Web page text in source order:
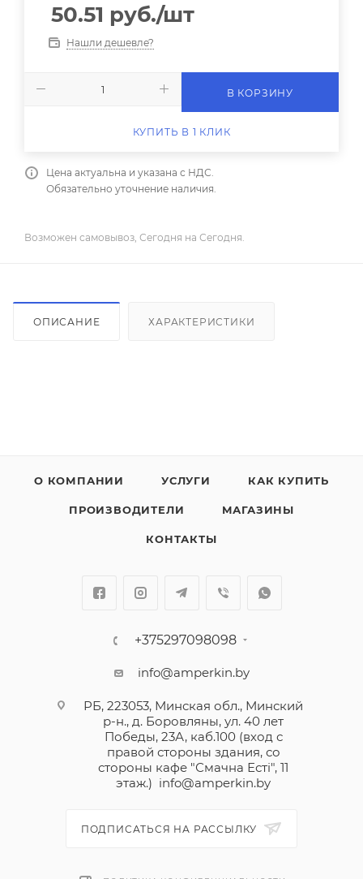
50.51 руб./шт
Нашли дешевле?
В КОРЗИНУ
КУПИТЬ В 1 КЛИК
Цена актуальна и указана с НДС.
Обязательно уточнение наличия.
Возможен самовывоз, Сегодня на Сегодня.
ОПИСАНИЕ ХАРАКТЕРИСТИКИ
О КОМПАНИИ УСЛУГИ КАК КУПИТЬ
ПРОИЗВОДИТЕЛИ МАГАЗИНЫ
КОНТАКТЫ
+375297098098
info@amperkin.by
РБ, 223053, Минская обл., Минский
р-н., д. Боровляны, ул. 40 лет
Победы, 23А, каб.100 (вход с
правой стороны здания, со
стороны кафе "Смачна Естi", 11
этаж.) info@amperkin.by
ПОДПИСАТЬСЯ НА РАССЫЛКУ